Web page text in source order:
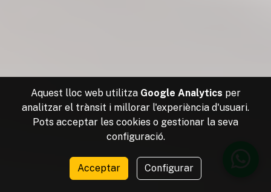
Aquest lloc web utilitza Google Analytics per
analitzar el trànsit i millorar l'experiència d'usuari.
Pots acceptar les cookies o gestionar la seva
configuració.
Acceptar Configurar